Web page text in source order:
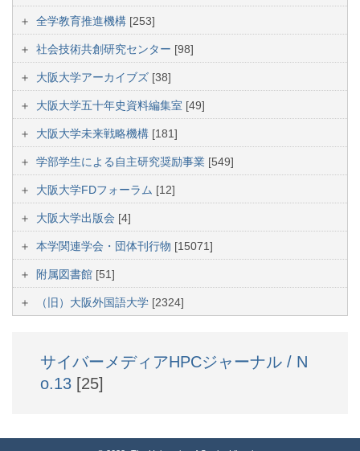
全学教育推進機構 [253]
社会技術共創研究センター [98]
大阪大学アーカイブズ [38]
大阪大学五十年史資料編集室 [49]
大阪大学未来戦略機構 [181]
学部学生による自主研究奨励事業 [549]
大阪大学FDフォーラム [12]
大阪大学出版会 [4]
本学関連学会・団体刊行物 [15071]
附属図書館 [51]
（旧）大阪外国語大学 [2324]
サイバーメディアHPCジャーナル / N
o.13 [25]